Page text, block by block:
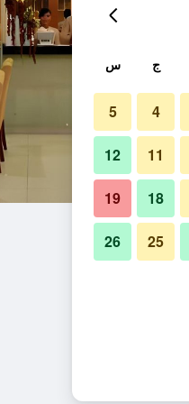
ج س
4
5
11
12
18
19
25
26